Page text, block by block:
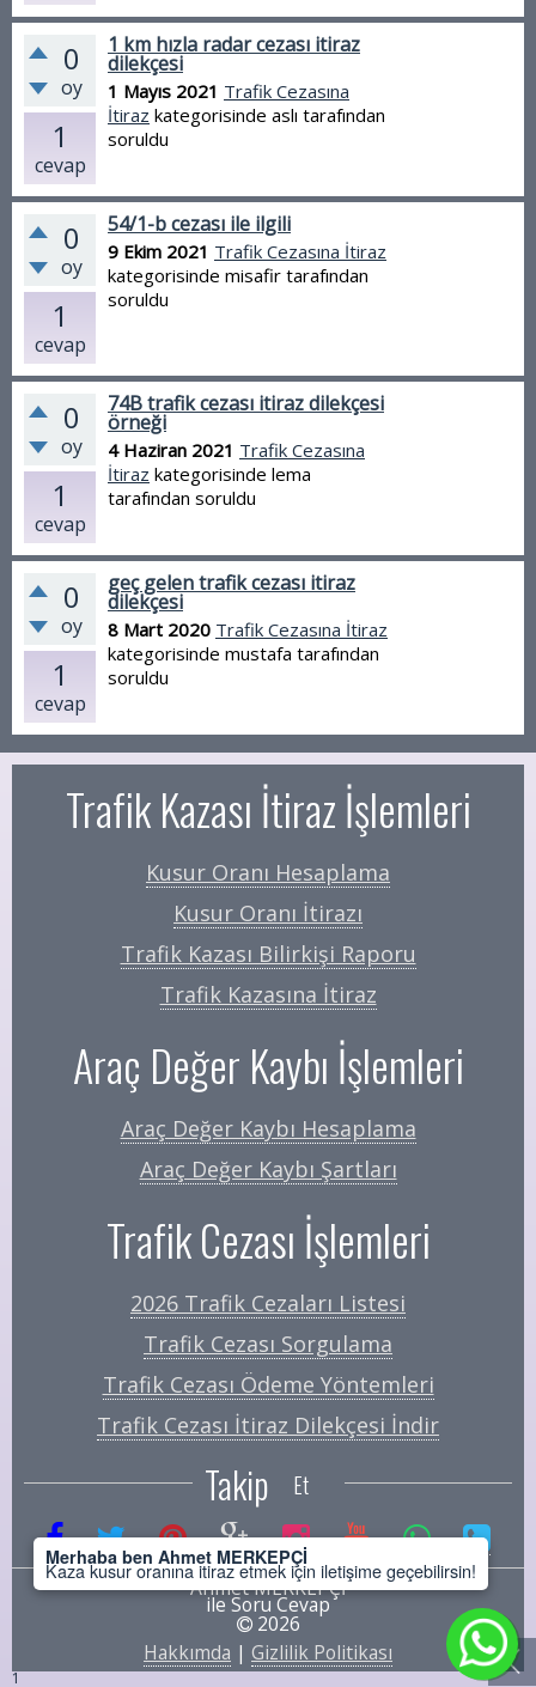
0
oy
1
cevap
1 km hızla radar cezası itiraz
dilekçesi
1 Mayıs 2021 Trafik Cezasına
İtiraz kategorisinde aslı tarafından
soruldu
0
oy
1
cevap
54/1-b cezası ile ilgili
9 Ekim 2021 Trafik Cezasına İtiraz
kategorisinde misafir tarafından
soruldu
0
oy
1
cevap
74B trafik cezası itiraz dilekçesi
örneği
4 Haziran 2021 Trafik Cezasına
İtiraz kategorisinde lema
tarafından soruldu
0
oy
1
cevap
geç gelen trafik cezası itiraz
dilekçesi
8 Mart 2020 Trafik Cezasına İtiraz
kategorisinde mustafa tarafından
soruldu
Merhaba ben Ahmet MERKEPÇİ
Kaza kusur oranına itiraz etmek için iletişime geçebilirsin!
Trafik Kazası İtiraz İşlemleri
Kusur Oranı Hesaplama
Kusur Oranı İtirazı
Trafik Kazası Bilirkişi Raporu
Trafik Kazasına İtiraz
Araç Değer Kaybı İşlemleri
Araç Değer Kaybı Hesaplama
Araç Değer Kaybı Şartları
Trafik Cezası İşlemleri
2026 Trafik Cezaları Listesi
Trafik Cezası Sorgulama
Trafik Cezası Ödeme Yöntemleri
Trafik Cezası İtiraz Dilekçesi İndir
Takip Et
Ahmet MERKEPÇİ
ile Soru Cevap
2026
Hakkımda | Gizlilik Politikası
1